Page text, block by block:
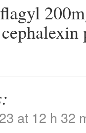
cephalexin
at 12 h 32